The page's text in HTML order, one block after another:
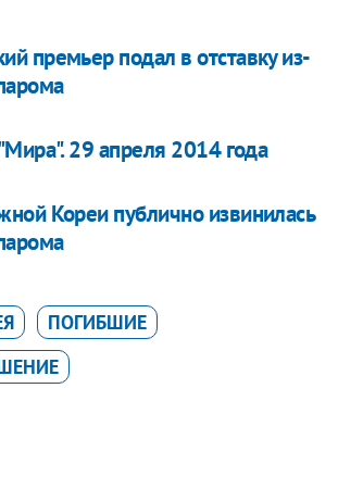
премьер подал в отставку из-
29 апреля 2014 года
Кореи публично извинилась
ПОГИБШИЕ